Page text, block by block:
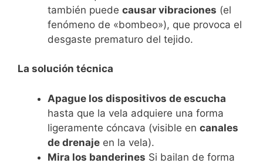
también puede causar vibraciones (el
fenómeno de «bombeo»), que provoca el
desgaste prematuro del tejido.
La solución técnica
Apague los dispositivos de escucha
hasta que la vela adquiere una forma
ligeramente cóncava (visible en canales
de drenaje en la vela).
Mira los banderines Si bailan de forma